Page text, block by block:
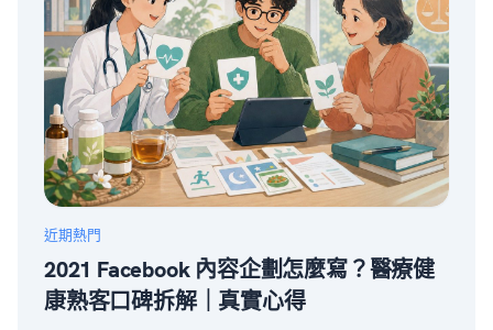
近期熱門
2021 Facebook 內容企劃怎麼寫？醫療健
康熟客口碑拆解｜真實心得